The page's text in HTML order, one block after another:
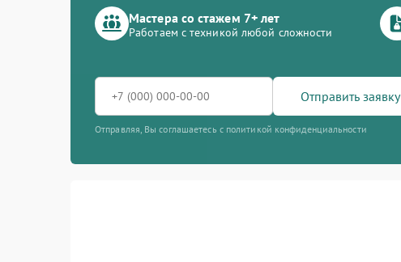
Мастера со стажем 7+ лет
Работаем с техникой любой сложности
Отправить заявку
Отправляя, Вы соглашаетесь с политикой конфиденциальности